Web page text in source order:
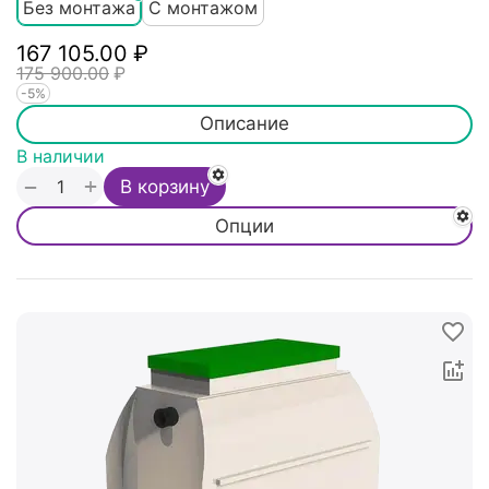
Без монтажа С монтажом
167 105.00 ₽
175 900.00 ₽
-5%
Описание
Опции
В наличии
+
− В корзину